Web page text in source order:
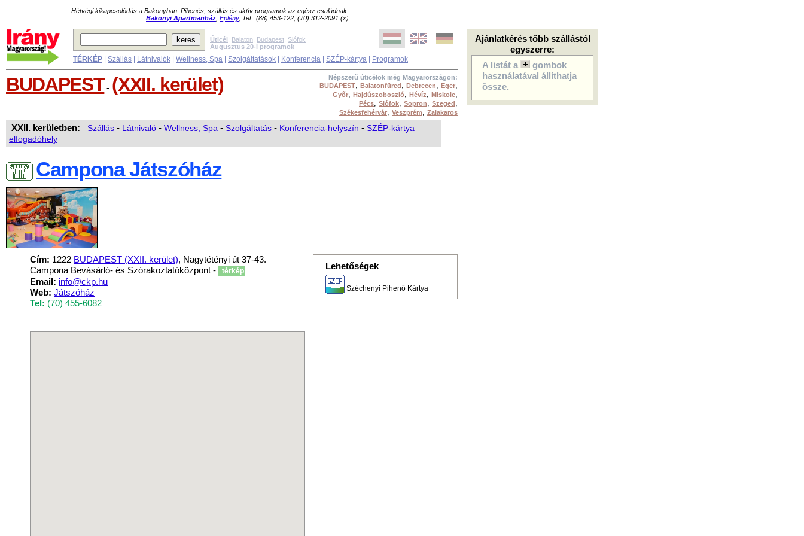
Hétvégi kikapcsolódás a Bakonyban. Pihenés, szállás és aktív programok az egész családnak.
Bakonyi Apartmanház Eplény, Tel.: (88) 453-122, (70) 312-2091 (x)
Ajánlatkérés több szállástól
egyszerre:
A listát a
gombok
használatával állíthatja
össze.
Úticél: Balaton Budapest Siófok
Augusztus 20-i programok
TÉRKÉP Szállás Látnivalók Wellness, Spa Szolgáltatások Konferencia SZÉP-kártya Programok
Népszerű úticélok még Magyarországon:
BUDAPEST, Balatonfüred, Debrecen, Eger,
Győr, Hajdúszoboszló, Hévíz, Miskolc,
Pécs, Siófok, Sopron, Szeged,
Székesfehérvár, Veszprém, Zalakaros
BUDAPEST - (XXII. kerület)
XXII. kerületben: Szállás - Látnivaló - Wellness, Spa - Szolgáltatás - Konferencia-helyszín - SZÉP-kártya
elfogadóhely
Campona Játszóház
Lehetőségek
Széchenyi Pihenő Kártya
Cím: 1222 BUDAPEST (XXII. kerület), Nagytétényi út 37-43.
Campona Bevásárló- és Szórakoztatóközpont -
térkép
Email: info@ckp.hu
Web: Játszóház
Tel: (70) 455-6082